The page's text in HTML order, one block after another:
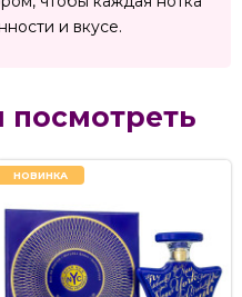
и вкусе.
НОВИНКА